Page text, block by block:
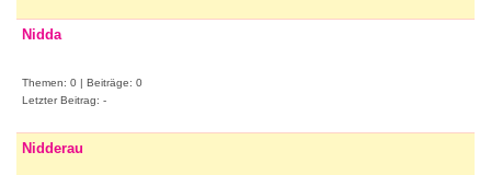
Nidda
Themen: 0 | Beiträge: 0
Letzter Beitrag: -
Nidderau